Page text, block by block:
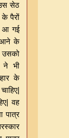
सेठ
के पैरों
आ गई
आने के
ने भी
के
|वह
पात्र